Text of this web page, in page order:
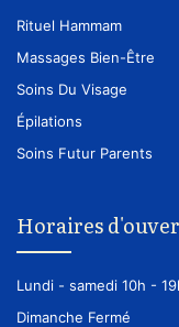
Rituel Hammam
Massages Bien-Être
Soins Du Visage
Épilations
Soins Futur Parents
Horaires
Lundi - samedi 10h -
Dimanche Fermé